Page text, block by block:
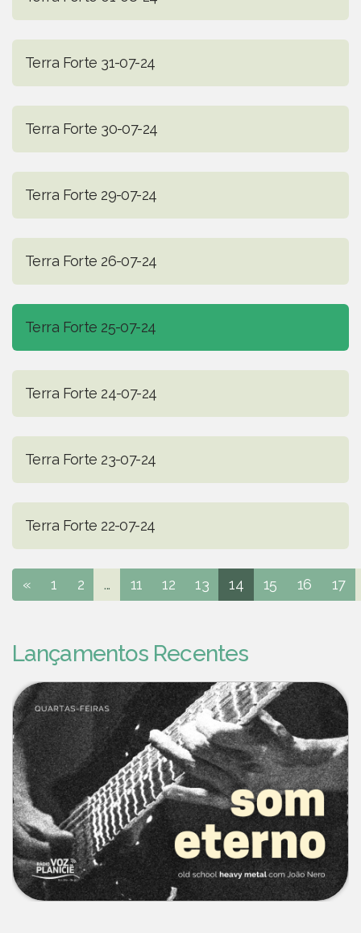
Terra Forte 31-07-24
Terra Forte 30-07-24
Terra Forte 29-07-24
Terra Forte 26-07-24
Terra Forte 25-07-24
Terra Forte 24-07-24
Terra Forte 23-07-24
Terra Forte 22-07-24
« 1 2 ... 11 12 13 14 15 16 17
Lançamentos Recentes